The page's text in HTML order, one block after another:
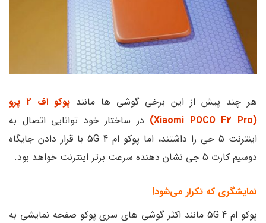
هر چند پیش از این برخی گوشی ها مانند
پوکو اف 2 پرو
(Xiaomi POCO F2 Pro)
در ساختار خود توانایی اتصال به
اینترنت 5 جی را داشتند، اما پوکو ام 4 5G با قرار دادن جایگاه
دوسیم کارت 5 جی نشان دهنده سرعت برتر اینترنت خواهد بود.
نمایشگری که تکرار می‌شود!
پوکو ام 4 5G مانند اکثر گوشی های سری پوکو صفحه نمایشی به